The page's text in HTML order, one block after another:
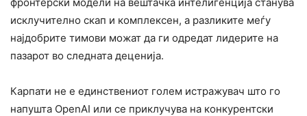
исклучително скап и комплексен, а разликите меѓу
најдобрите тимови можат да ги одредат лидерите на
пазарот во следната деценија.
Карпати не е единствениот голем истражувач што го
напушта OpenAI или се приклучува на конкурентски